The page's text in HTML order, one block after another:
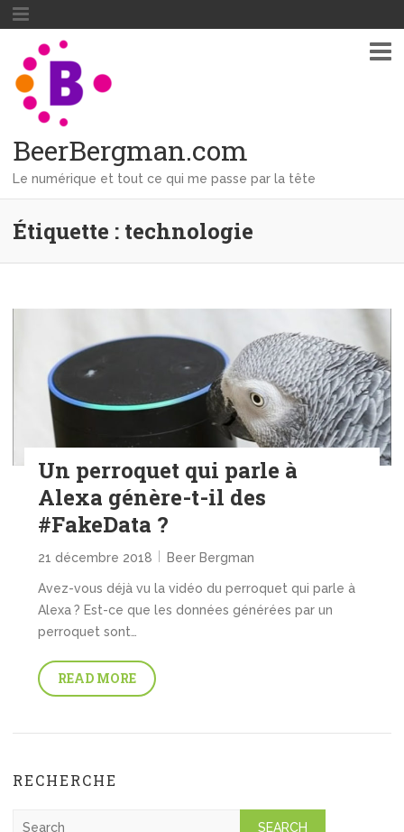
BeerBergman.com
Le numérique et tout ce qui me passe par la tête
Étiquette : technologie
Un perroquet qui parle à
Alexa génère-t-il des
#FakeData ?
21 décembre 2018 Beer Bergman
Avez-vous déjà vu la vidéo du perroquet qui parle à
Alexa ? Est-ce que les données générées par un
perroquet sont…
READ MORE
RECHERCHE